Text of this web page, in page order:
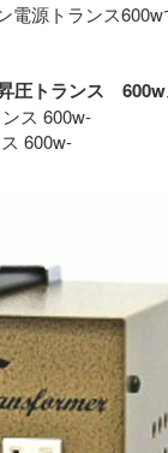
電源トランス
トランス　
600w-